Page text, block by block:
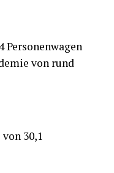
Personenwagen
von rund
30,1